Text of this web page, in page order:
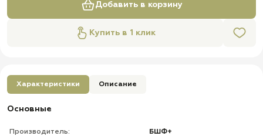
Добавить в корзину
Купить в 1 клик
Характеристики Описание
Основные
Производитель: БШФ+